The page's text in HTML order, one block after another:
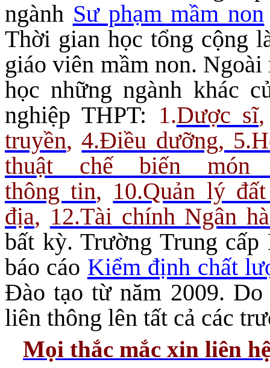
ngành Sư phạm mầm non
Thời gian học tổng cộng
giáo viên mầm non.
học những ngành khác
nghiệp THPT: 1.Dược sĩ
truyền,4.Điều dưỡng,
thuật chế biến món
thông tin, 10.Quản lý
địa, 12.Tài chính Ngân
bất kỳ. Trường Trung
báo cáo Kiểm định chất
Đào tạo từ năm 2009.
liên thông lên tất cả các
Mọi thắc mắc xin liên